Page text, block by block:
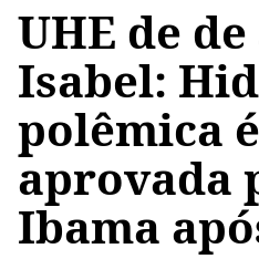
UHE de
Isabel:
polêmica é
aprovada
Ibama